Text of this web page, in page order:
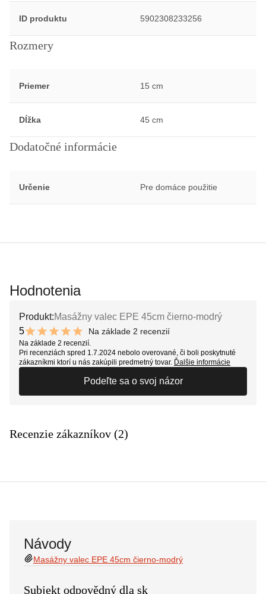
ID produktu 5902308233256
Rozmery
Priemer 15 cm
Dĺžka 45 cm
Dodatočné informácie
Určenie Pre domáce použitie
Hodnotenia
Produkt:Masážny valec EPE 45cm čierno-modrý
5
10 out of 10 stars
Na základe 2 recenzií
Na základe 2 recenzií.
Pri recenziách spred 1.7.2024 nebolo overované, či boli poskytnuté
zákazníkmi ktorí u nás zakúpili predmetný tovar. Ďalšie informácie
Podeľte sa o svoj názor
Recenzie zákazníkov (2)
Návody
Masážny valec EPE 45cm čierno-modrý
Subjekt odpovědný dla sk